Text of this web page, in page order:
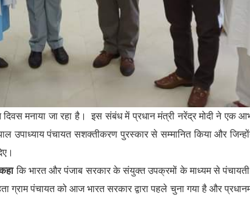
मनाया जा रहा है। इस संबंध में प्रधान मंत्री नरेंद्र मोदी ने एक
उपाध्याय पंचायत सशक्तीकरण पुरस्कार से सम्मानित किया और
कि भारत और पंजाब सरकार के संयुक्त उपक्रमों के माध्यम से
पंचायत को आज भारत सरकार द्वारा पहले चुना गया है और